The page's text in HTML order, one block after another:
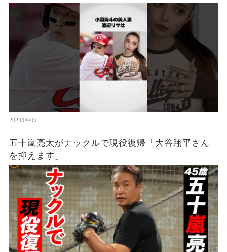
2024/09/05
五十嵐亮太がナックルで現役復帰「大谷翔平さん
を抑えます」